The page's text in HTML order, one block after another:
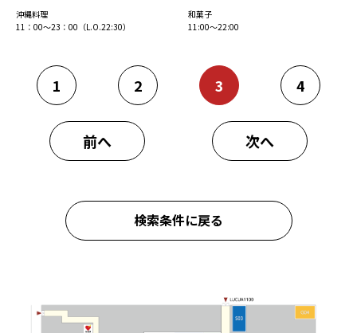
沖縄料理
11：00～23：00（L.O.22:30）
和菓子
11:00〜22:00
前へ
1 2 3 4
次へ
検索条件に戻る